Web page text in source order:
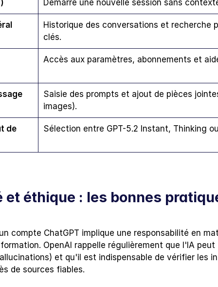
Démarre une nouvelle session sans
Historique des conversations et recherche
clés.
Accès aux paramètres, abonnements et
Saisie des prompts et ajout de pièces
images).
de Sélection entre GPT-5.2 Instant, Thinking
et éthique : les bonnes
compte ChatGPT implique une responsabilité en
OpenAI rappelle régulièrement que l'IA
et qu'il est indispensable de vérifier les
de sources fiables.